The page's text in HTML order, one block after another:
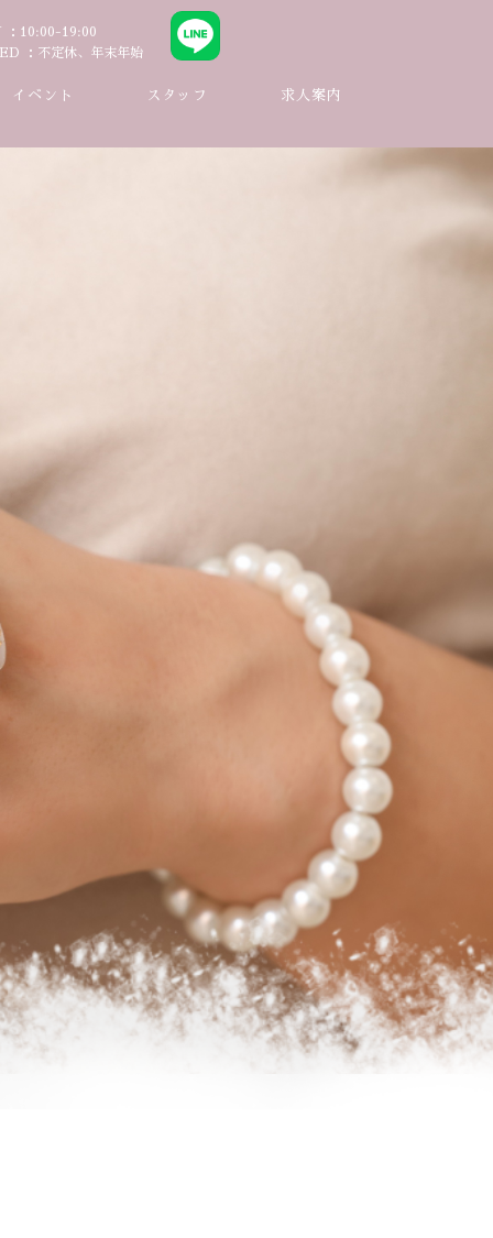
10:00-19:00
不定休、年末年始
イベント スタッフ 求人案内